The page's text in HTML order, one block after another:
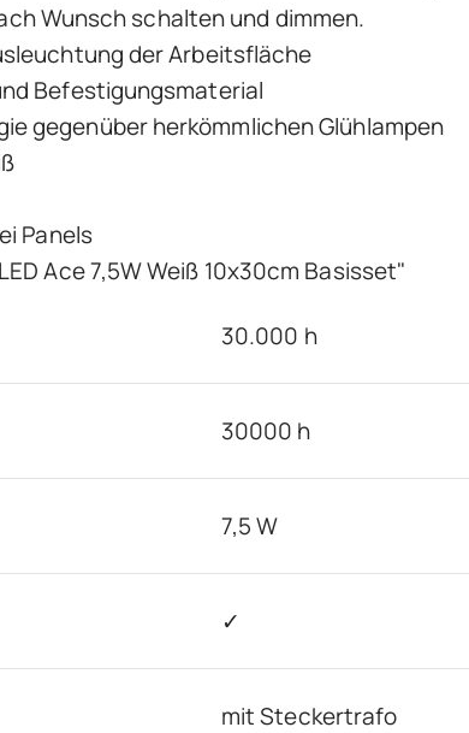
Wunsch schalten und dimmen.
der Arbeitsfläche
Befestigungsmaterial
gegenüber herkömmlichen Glühlampen
Panels
Ace 7,5W Weiß 10x30cm Basisset"
30.000 h
30000 h
7,5 W
✓
mit Steckertrafo